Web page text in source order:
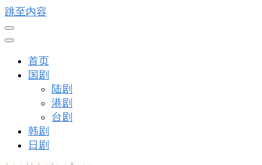
跳至内容
首页
国剧
陆剧
港剧
台剧
韩剧
日剧